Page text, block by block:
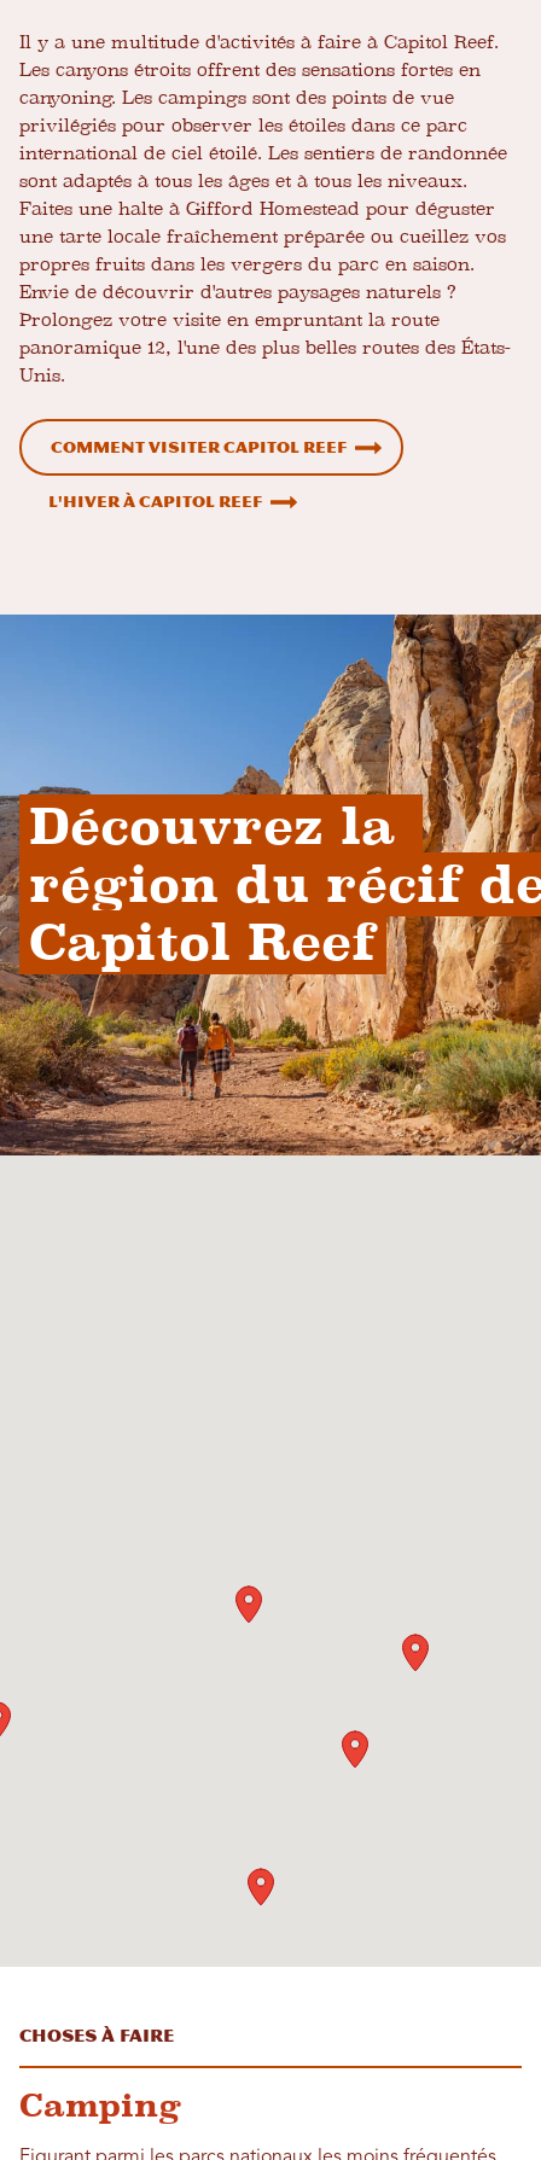
Il y a une multitude d'activités à faire à Capitol Reef.
Les canyons étroits offrent des sensations fortes en
canyoning. Les campings sont des points de vue
privilégiés pour observer les étoiles dans ce parc
international de ciel étoilé. Les sentiers de randonnée
sont adaptés à tous les âges et à tous les niveaux.
Faites une halte à Gifford Homestead pour déguster
une tarte locale fraîchement préparée ou cueillez vos
propres fruits dans les vergers du parc en saison.
Envie de découvrir d'autres paysages naturels ?
Prolongez votre visite en empruntant la route
panoramique 12, l'une des plus belles routes des États-
Unis.
Comment visiter Capitol Reef
L'hiver à Capitol Reef
Découvrez la
région du récif
Capitol Reef
Choses à faire
Camping